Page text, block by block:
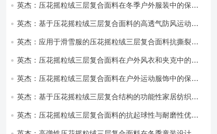
英杰：压花摇粒绒三层复合面料在冬季户外服装中的保暖
英杰：基于压花摇粒绒三层复合面料的高透气防风运动服
英杰：应用于滑雪服的压花摇粒绒三层复合面料抗撕裂与
英杰：压花摇粒绒三层复合面料在户外风衣和夹克中的应
英杰：压花摇粒绒三层复合面料在户外运动服饰中的保暖
英杰：基于压花摇粒绒三层复合结构的功能性家居纺织品
英杰：压花摇粒绒三层复合面料的抗起球性与耐磨性优化